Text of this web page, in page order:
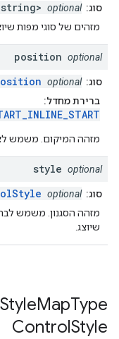
סוג: optional
מזהים של סוגי מפות
position optional
סוג: optional
ברירת מחדל:
מזהה המיקום. משמש
style optional
סוג: optional
מזהה הסגנון. משמש
שיוצג.
StyleMapType
ControlStyle